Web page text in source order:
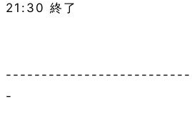
21:30 終了
-